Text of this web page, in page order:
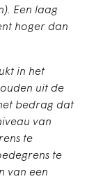
Een laag
hoger dan
in het
uit de
bedrag dat
van
te
te
van een